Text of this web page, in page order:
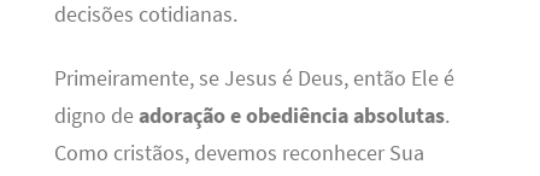
decisões cotidianas.
Primeiramente, se Jesus é Deus, então Ele é
digno deadoração e obediência absolutas.
Como cristãos, devemos reconhecer Sua